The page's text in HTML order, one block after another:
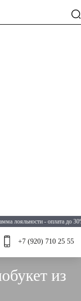
- оплата до 30% ✨
+7 (920) 710 25 55
из